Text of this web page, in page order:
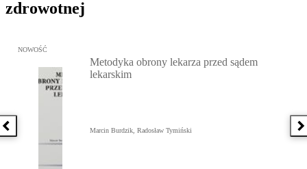
zdrowotnej
Poprzednia książka
Przejdź do: Metodyka obrony lekarza przed sądem lekarskim,
NOWOŚĆ
Metodyka obrony lekarza przed sądem
lekarskim
Marcin Burdzik, Radosław Tymiński